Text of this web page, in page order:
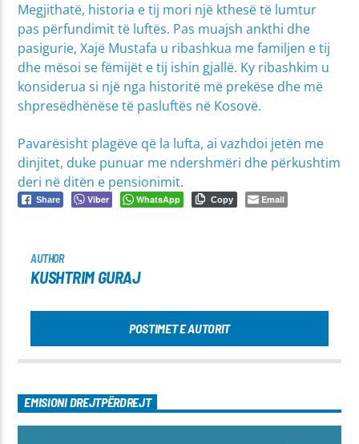
Megjithatë, historia e tij mori një kthesë të lumtur
pas përfundimit të luftës. Pas muajsh ankthi dhe
pasigurie, Xajë Mustafa u ribashkua me familjen e tij
dhe mësoi se fëmijët e tij ishin gjallë. Ky ribashkim u
konsiderua si një nga historitë më prekëse dhe më
shpresëdhënëse të pasluftës në Kosovë.
Pavarësisht plagëve që la lufta, ai vazhdoi jetën me
dinjitet, duke punuar me ndershmëri dhe përkushtim
deri në ditën e pensionimit.
Share Viber WhatsApp Copy Email
AUTHOR
KUSHTRIM GURAJ
POSTIMET E AUTORIT
EMISIONI DREJTPËRDREJT